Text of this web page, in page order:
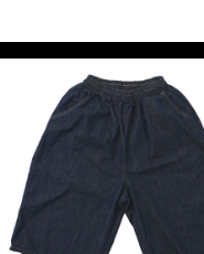
통해